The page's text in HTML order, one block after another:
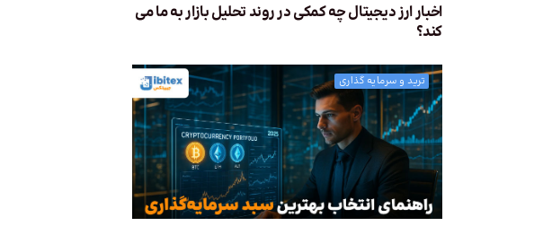
اخبار ارز دیجیتال چه کمکی در روند تحلیل بازار به ما می
کند؟
ترید و سرمایه گذاری